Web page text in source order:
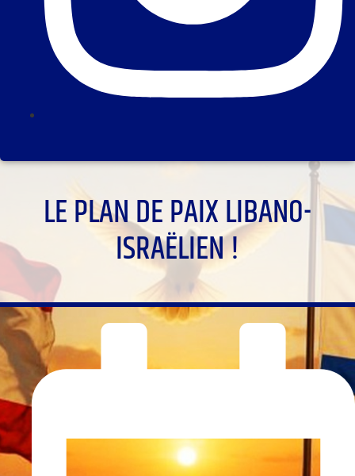
LE PLAN DE PAIX LIBANO-
ISRAËLIEN !